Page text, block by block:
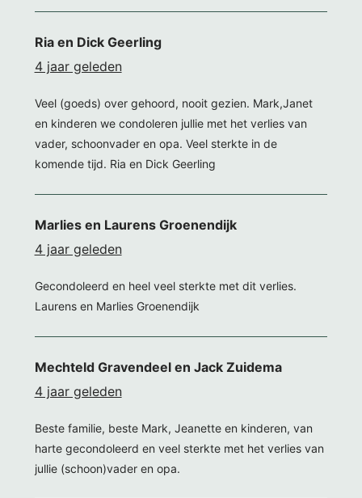
Ria en Dick Geerling
4 jaar geleden
Veel (goeds) over gehoord, nooit gezien. Mark,Janet
en kinderen we condoleren jullie met het verlies van
vader, schoonvader en opa. Veel sterkte in de
komende tijd. Ria en Dick Geerling
Marlies en Laurens Groenendijk
4 jaar geleden
Gecondoleerd en heel veel sterkte met dit verlies.
Laurens en Marlies Groenendijk
Mechteld Gravendeel en Jack Zuidema
4 jaar geleden
Beste familie, beste Mark, Jeanette en kinderen, van
harte gecondoleerd en veel sterkte met het verlies van
jullie (schoon)vader en opa.